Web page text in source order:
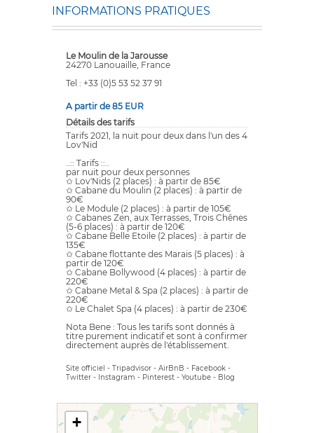
INFORMATIONS PRATIQUES
Le Moulin de la Jarousse
24270 Lanouaille, France
Tel : +33 (0)5 53 52 37 91
A partir de 85 EUR
Détails des tarifs
Tarifs 2021, la nuit pour deux dans l'un des 4
Lov'Nid
..:: Tarifs ::..
par nuit pour deux personnes
✩ Lov'Nids (2 places) : à partir de 85€
✩ Cabane du Moulin (2 places) : à partir de
90€
✩ Le Module (2 places) : à partir de 105€
✩ Cabanes Zen, aux Terrasses, Trois Chênes
(5-6 places) : à partir de 120€
✩ Cabane Belle Etoile (2 places) : à partir de
135€
✩ Cabane flottante des Marais (5 places) : à
partir de 120€
✩ Cabane Bollywood (4 places) : à partir de
220€
✩ Cabane Metal & Spa (2 places) : à partir de
220€
✩ Le Chalet Spa (4 places) : à partir de 230€
Nota Bene : Tous les tarifs sont donnés à
titre purement indicatif et sont à confirmer
directement auprès de l'établissement.
Site officiel - Tripadvisor - AirBnB - Facebook -
Twitter - Instagram - Pinterest - Youtube - Blog
+